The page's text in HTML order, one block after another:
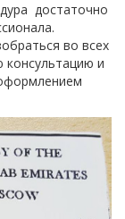
достаточно
во всех
консультацию и